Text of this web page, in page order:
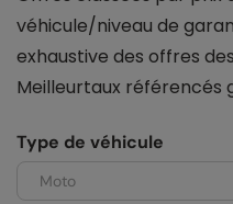
véhicule/niveau de
exhaustive des offres
Meilleurtaux référencés
Type de véhicule